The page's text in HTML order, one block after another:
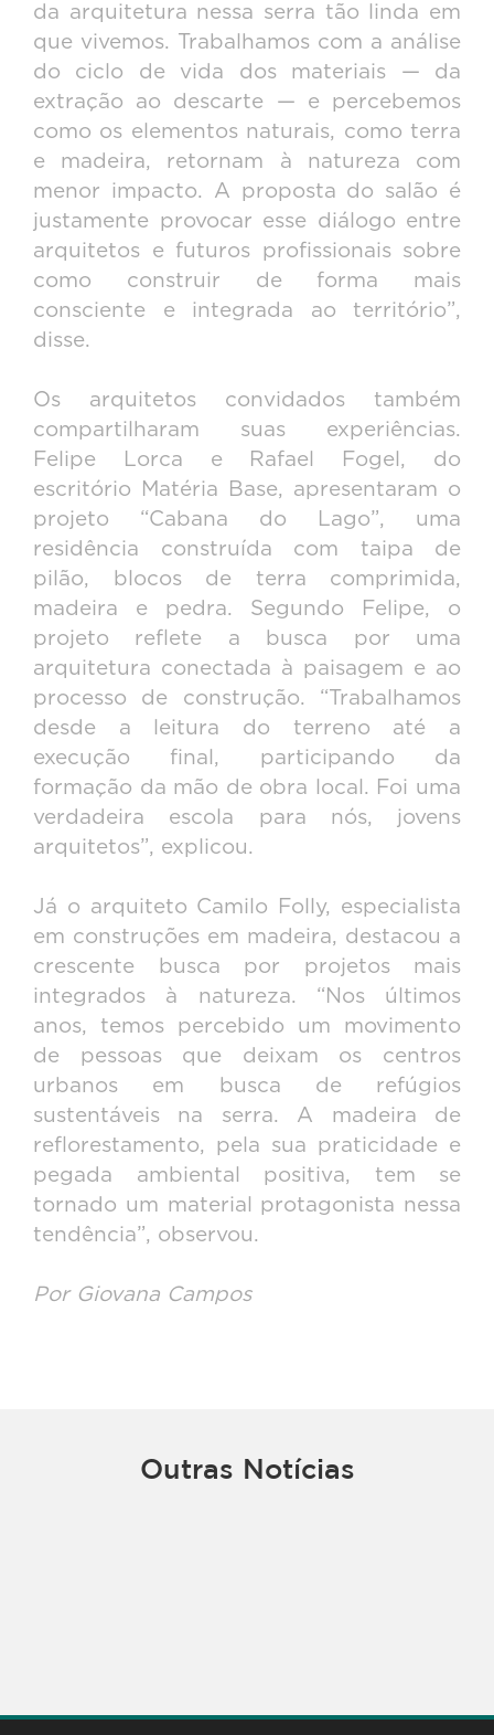
da arquitetura nessa serra tão linda em
que vivemos. Trabalhamos com a análise
do ciclo de vida dos materiais — da
extração ao descarte — e percebemos
como os elementos naturais, como terra
e madeira, retornam à natureza com
menor impacto. A proposta do salão é
justamente provocar esse diálogo entre
arquitetos e futuros profissionais sobre
como construir de forma mais
consciente e integrada ao território”,
disse.
Os arquitetos convidados também
compartilharam suas experiências.
Felipe Lorca e Rafael Fogel, do
escritório Matéria Base, apresentaram o
projeto “Cabana do Lago”, uma
residência construída com taipa de
pilão, blocos de terra comprimida,
madeira e pedra. Segundo Felipe, o
projeto reflete a busca por uma
arquitetura conectada à paisagem e ao
processo de construção. “Trabalhamos
desde a leitura do terreno até a
execução final, participando da
formação da mão de obra local. Foi uma
verdadeira escola para nós, jovens
arquitetos”, explicou.
Já o arquiteto Camilo Folly, especialista
em construções em madeira, destacou a
crescente busca por projetos mais
integrados à natureza. “Nos últimos
anos, temos percebido um movimento
de pessoas que deixam os centros
urbanos em busca de refúgios
sustentáveis na serra. A madeira de
reflorestamento, pela sua praticidade e
pegada ambiental positiva, tem se
tornado um material protagonista nessa
tendência”, observou.
Por Giovana Campos
Outras Notícias